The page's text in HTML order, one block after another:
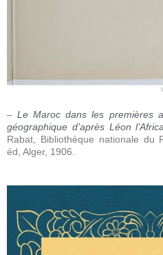
–Le Maroc dans les premières
géographique d’après Léon
Rabat, Bibliothèque nationale du
éd, Alger, 1906.